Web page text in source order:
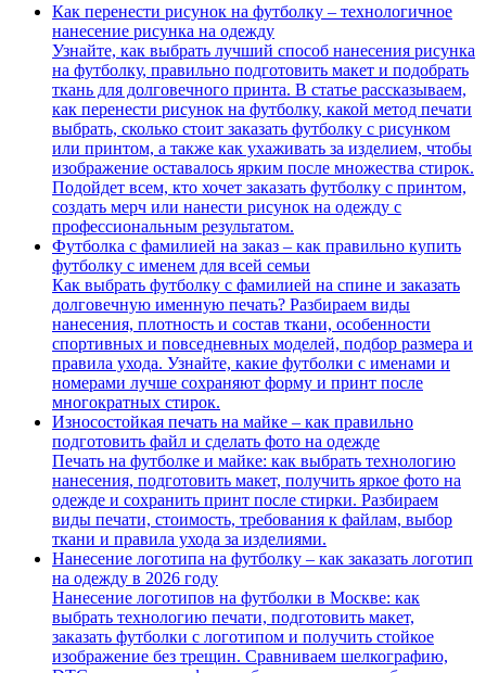
Как перенести рисунок на футболку – технологичное
нанесение рисунка на одежду
Узнайте, как выбрать лучший способ нанесения рисунка
на футболку, правильно подготовить макет и подобрать
ткань для долговечного принта. В статье рассказываем,
как перенести рисунок на футболку, какой метод печати
выбрать, сколько стоит заказать футболку с рисунком
или принтом, а также как ухаживать за изделием, чтобы
изображение оставалось ярким после множества стирок.
Подойдет всем, кто хочет заказать футболку с принтом,
создать мерч или нанести рисунок на одежду с
профессиональным результатом.
Футболка с фамилией на заказ – как правильно купить
футболку с именем для всей семьи
Как выбрать футболку с фамилией на спине и заказать
долговечную именную печать? Разбираем виды
нанесения, плотность и состав ткани, особенности
спортивных и повседневных моделей, подбор размера и
правила ухода. Узнайте, какие футболки с именами и
номерами лучше сохраняют форму и принт после
многократных стирок.
Износостойкая печать на майке – как правильно
подготовить файл и сделать фото на одежде
Печать на футболке и майке: как выбрать технологию
нанесения, подготовить макет, получить яркое фото на
одежде и сохранить принт после стирки. Разбираем
виды печати, стоимость, требования к файлам, выбор
ткани и правила ухода за изделиями.
Нанесение логотипа на футболку – как заказать логотип
на одежду в 2026 году
Нанесение логотипов на футболки в Москве: как
выбрать технологию печати, подготовить макет,
заказать футболки с логотипом и получить стойкое
изображение без трещин. Сравниваем шелкографию,